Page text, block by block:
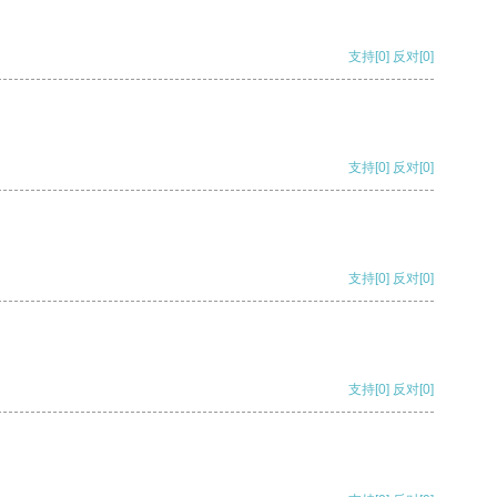
支持[0] 反对[0]
支持[0] 反对[0]
支持[0] 反对[0]
支持[0] 反对[0]